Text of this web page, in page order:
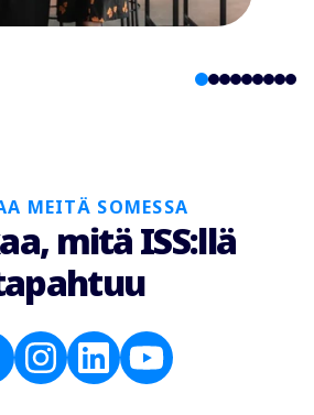
123456789
MEITÄ SOMESSA
mitä ISS:llä